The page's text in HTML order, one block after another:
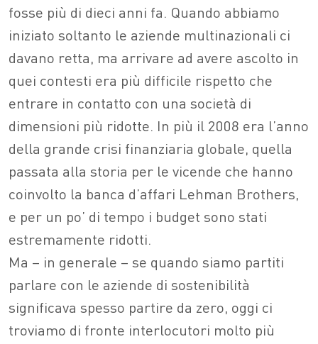
fosse più di dieci anni fa. Quando abbiamo
iniziato soltanto le aziende multinazionali ci
davano retta, ma arrivare ad avere ascolto in
quei contesti era più difficile rispetto che
entrare in contatto con una società di
dimensioni più ridotte. In più il 2008 era l’anno
della grande crisi finanziaria globale, quella
passata alla storia per le vicende che hanno
coinvolto la banca d’affari Lehman Brothers,
e per un po’ di tempo i budget sono stati
estremamente ridotti.
Ma – in generale – se quando siamo partiti
parlare con le aziende di sostenibilità
significava spesso partire da zero, oggi ci
troviamo di fronte interlocutori molto più